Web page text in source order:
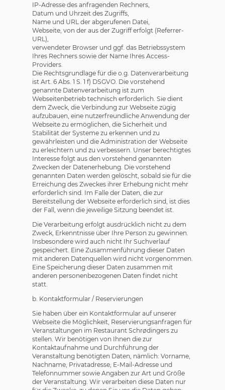
IP-Adresse des anfragenden Rechners,
Datum und Uhrzeit des Zugriffs,
Name und URL der abgerufenen Datei,
Webseite, von der aus der Zugriff erfolgt (Referrer-
URL),
verwendeter Browser und ggf. das Betriebssystem
Ihres Rechners sowie der Name Ihres Access-
Providers.
Die Rechtsgrundlage für die o.g. Datenverarbeitung
ist Art. 6 Abs. 1 S. 1 f) DSGVO. Die vorstehend
genannte Datenverarbeitung ist zum
Webseitenbetrieb technisch erforderlich. Sie dient
dem Zweck, die Verbindung zur Webseite zügig
aufzubauen, eine nutzerfreundliche Anwendung der
Webseite zu ermöglichen, die Sicherheit und
Stabilität der Systeme zu erkennen und zu
gewährleisten und die Administration der Webseite
zu erleichtern und zu verbessern. Unser berechtigtes
Interesse folgt aus den vorstehend genannten
Zwecken der Datenerhebung. Die vorstehend
genannten Daten werden gelöscht, sobald sie für die
Erreichung des Zweckes ihrer Erhebung nicht mehr
erforderlich sind. Im Falle der Daten, die zur
Bereitstellung der Webseite erforderlich sind, ist dies
der Fall, wenn die jeweilige Sitzung beendet ist.
Die Verarbeitung erfolgt ausdrücklich nicht zu dem
Zweck, Erkenntnisse über Ihre Person zu gewinnen.
Insbesondere wird auch nicht Ihr Suchverlauf
gespeichert. Eine Zusammenführung dieser Daten
mit anderen Datenquellen wird nicht vorgenommen.
Eine Speicherung dieser Daten zusammen mit
anderen personenbezogenen Daten findet nicht
statt.
b. Kontaktformular / Reservierungen
Sie haben über ein Kontaktformular auf unserer
Webseite die Möglichkeit, Reservierungsanfragen für
Veranstaltungen im Restaurant Schrødingers zu
stellen. Wir benötigen von Ihnen die zur
Kontaktaufnahme und Durchführung der
Veranstaltung benötigten Daten, nämlich: Vorname,
Nachname, Privatadresse, E-Mail-Adresse und
Telefonnummer sowie Angaben zur Art und Größe
der Veranstaltung. Wir verarbeiten diese Daten nur